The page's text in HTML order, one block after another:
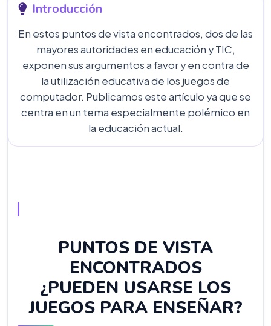
Introducción
En estos puntos de vista encontrados, dos de las
mayores autoridades en educación y TIC,
exponen sus argumentos a favor y en contra de
la utilización educativa de los juegos de
computador. Publicamos este artículo ya que se
centra en un tema especialmente polémico en
la educación actual.
PUNTOS DE VISTA
ENCONTRADOS
¿PUEDEN USARSE LOS
JUEGOS PARA ENSEÑAR?